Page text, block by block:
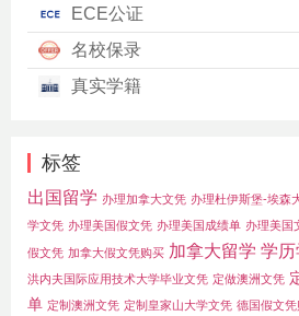
ECE公证
名校保录
真实学籍
标签
出国留学 办理加拿大文凭 办理杜伊斯堡-埃森
学文凭 办理美国假文凭 办理美国成绩单 办理美国
假文凭 加拿大假文凭购买 加拿大留学 学
洪内夫国际应用技术大学毕业文凭 定做澳洲文凭
单 定制澳洲文凭 定制皇家山大学文凭 德国假文凭